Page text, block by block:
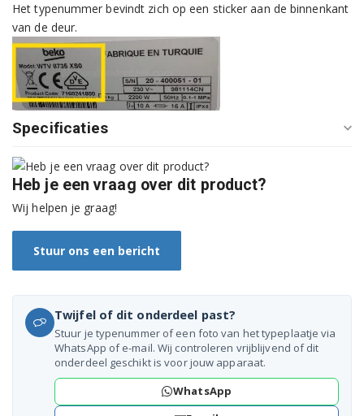
WMF8649AE60 7125841900
WMF8649WZE60 7125841800
WMY11444LB1 7146041400
WMY91446HLB1 7143541600
WNF8427AE30 7174981800
WNF8447AC50BENB1XL14 7174181800
WNF8447ACE50 7174183700
Het typenummer bevindt zich op een sticker aan de binnenkant
van de deur.
Specificaties
Heb je een vraag over dit product?
Wij helpen je graag!
Stuur ons een bericht
Twijfel of dit onderdeel past?
Stuur je typenummer of een foto van het typeplaatje via
WhatsApp of e-mail. Wij controleren vrijblijvend of dit
onderdeel geschikt is voor jouw apparaat.
WhatsApp